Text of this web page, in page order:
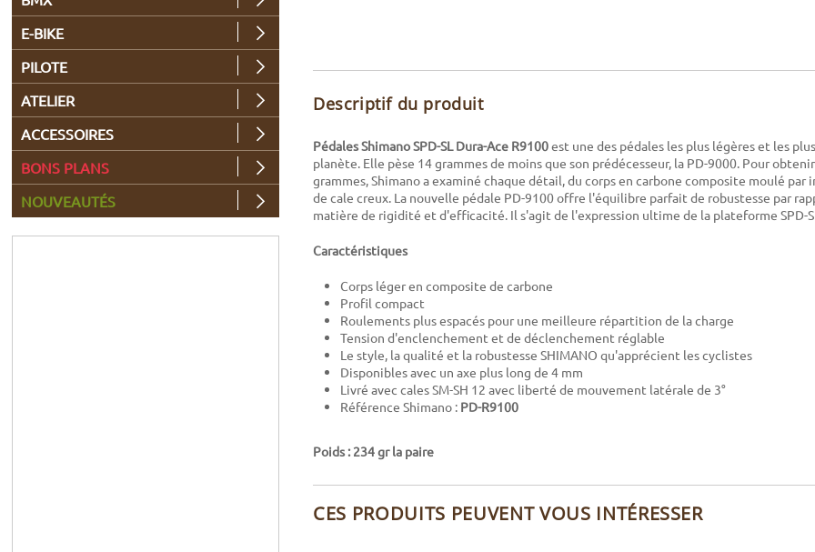
Descriptif du produit
Pédales Shimano SPD-SL Dura-Ace R9100est une des pédales les plus légères et les
planète. Elle pèse 14 grammes de moins que son prédécesseur, la PD-9000. Pour
grammes, Shimano a examiné chaque détail, du corps en carbone composite moulé par
de cale creux. La nouvelle pédale PD-9100 offre l'équilibre parfait de robustesse par
matière de rigidité et d'efficacité. Il s'agit de l'expression ultime de la plateforme SPD-
Caractéristiques
Corps léger en composite de carbone
Profil compact
Roulements plus espacés pour une meilleure répartition de la charge
Tension d'enclenchement et de déclenchement réglable
Le style, la qualité et la robustesse SHIMANO qu'apprécient les cyclistes
Disponibles avec un axe plus long de 4 mm
Livré avec cales SM-SH 12 avec liberté de mouvement latérale de 3°
Référence Shimano : PD-R9100
Poids : 234 gr la paire
CES PRODUITS PEUVENT VOUS INTÉRESSER
E-BIKE
PILOTE
ATELIER
ACCESSOIRES
BONS PLANS
NOUVEAUTÉS